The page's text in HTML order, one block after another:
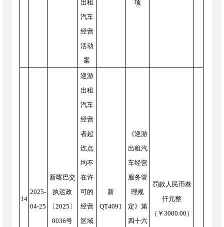
出租
汽车
经营
活动
案
项
14
2025-
04-25
新喀巴交
执运政
〔2025〕
0036号
巡游
出租
汽车
经营
者起
讫点
均不
在许
可的
经营
区域
新
QT4091
《巡游
出租汽
车经营
服务管
理规
定》第
四十六
罚款人民币叁
仟元整
（￥3000.00）